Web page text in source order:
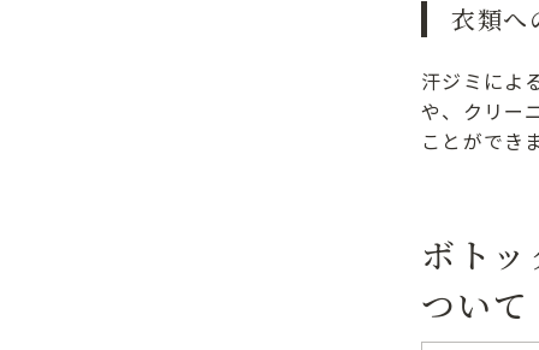
衣類へ
汗ジミによ
や、クリー
ことができ
ボト
ついて